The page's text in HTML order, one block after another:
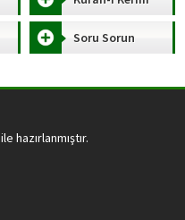
Soru Sorun
ile hazırlanmıştır.